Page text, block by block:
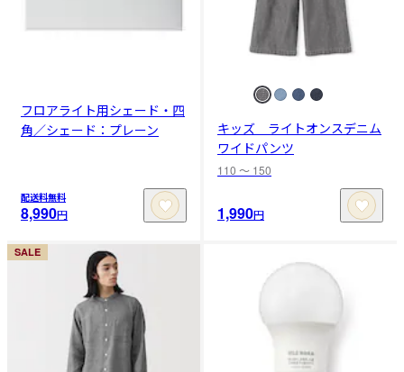
フロアライト用シェード・四
角／シェード：プレーン
配送料無料
8,990円
キッズ ライトオンスデニム
ワイドパンツ
110 〜 150
1,990円
SALE